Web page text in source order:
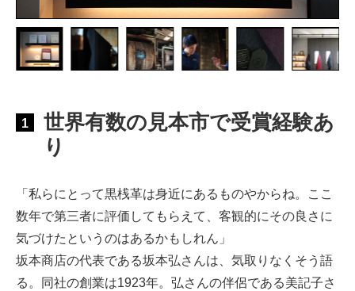
1
世界有数の見本市で受賞経験あ
り
「私らにとって黒桟革は身近にあるものやからね。ここ
数年で第三者に評価してもらえて、客観的にその良さに
気づけたというのはあるかもしれん」
坂本商店の代表である坂本弘さんは、気取りなくそう語
る。同社の創業は1923年。弘さんの伴侶である美記子さ